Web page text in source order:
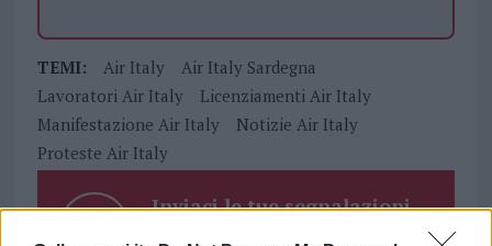
TEMI: Air Italy
Air Italy Sardegna
Lavoratori Air Italy
Licenziamenti Air Italy
Manifestazione Air Italy
Notizie Air Italy
Proteste Air Italy
Inviaci le tue segnalazioni,